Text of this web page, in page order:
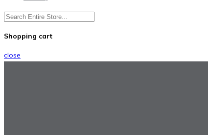
Shopping cart
close